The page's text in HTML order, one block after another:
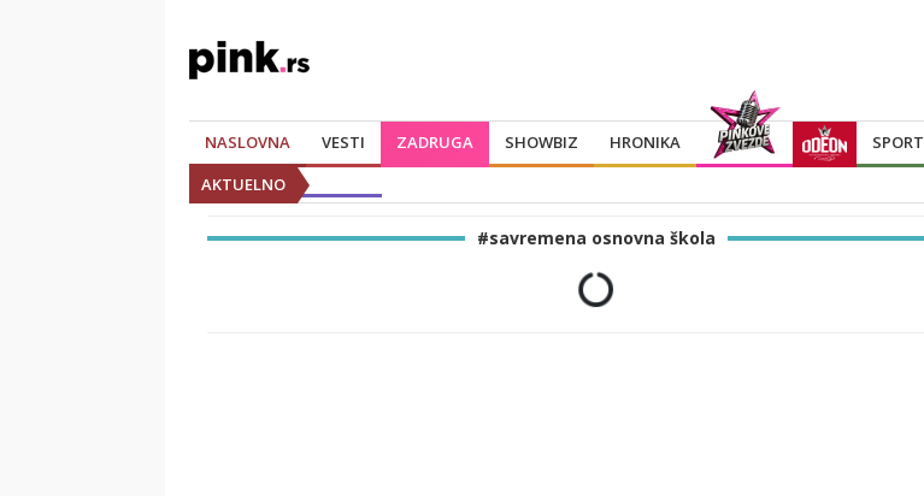
NASLOVNA VESTI ZADRUGA SHOWBIZ HRONIKA SPORT
AKTUELNO
#savremena osnovna škola